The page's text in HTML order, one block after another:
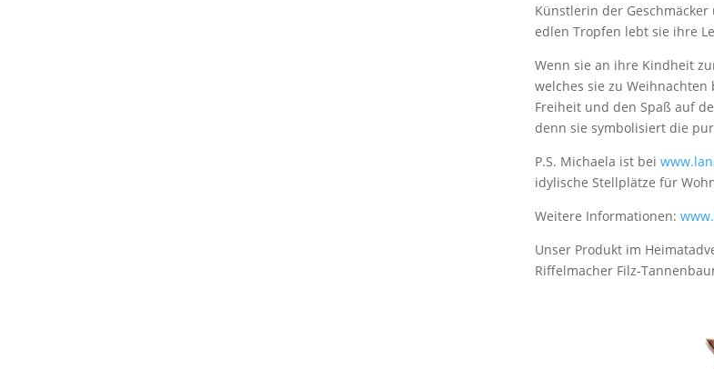
Künstlerin der
edlen Tropfen lebt sie ihre
Wenn sie an ihre Kindheit
welches sie zu
Freiheit und den Spaß auf
denn sie symbolisiert die
P.S. Michaela ist bei
idylische Stellplätze für
Weitere Informationen:
Unser Produkt im
Riffelmacher Filz-